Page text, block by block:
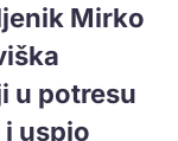
Mirko
u potresu
i uspio